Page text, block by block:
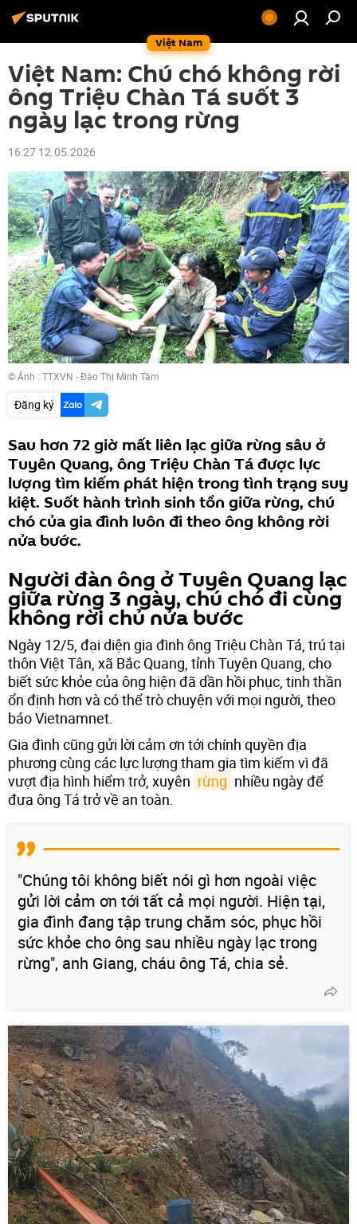
Việt Nam
Việt Nam: Chú chó không rời
ông Triệu Chàn Tá suốt 3
ngày lạc trong rừng
16:27 12.05.2026
© Ảnh : TTXVN - Đào Thị Minh Tâm
Đăng ký
Sau hơn 72 giờ mất liên lạc giữa rừng sâu ở
Tuyên Quang, ông Triệu Chàn Tá được lực
lượng tìm kiếm phát hiện trong tình trạng suy
kiệt. Suốt hành trình sinh tồn giữa rừng, chú
chó của gia đình luôn đi theo ông không rời
nửa bước.
Người đàn ông ở Tuyên Quang lạc
giữa rừng 3 ngày, chú chó đi cùng
không rời chủ nửa bước
Ngày 12/5, đại diện gia đình ông Triệu Chàn Tá, trú tại
thôn Việt Tân, xã Bắc Quang, tỉnh Tuyên Quang, cho
biết sức khỏe của ông hiện đã dần hồi phục, tinh thần
ổn định hơn và có thể trò chuyện với mọi người, theo
báo Vietnamnet.
Gia đình cũng gửi lời cảm ơn tới chính quyền địa
phương cùng các lực lượng tham gia tìm kiếm vì đã
vượt địa hình hiểm trở, xuyên rừng nhiều ngày để
đưa ông Tá trở về an toàn.
"Chúng tôi không biết nói gì hơn ngoài việc
gửi lời cảm ơn tới tất cả mọi người. Hiện tại,
gia đình đang tập trung chăm sóc, phục hồi
sức khỏe cho ông sau nhiều ngày lạc trong
rừng", anh Giang, cháu ông Tá, chia sẻ.